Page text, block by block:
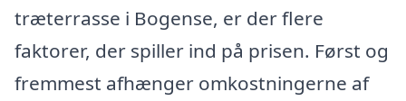
træterrasse i Bogense, er der flere
faktorer, der spiller ind på prisen. Først og
fremmest afhænger omkostningerne af